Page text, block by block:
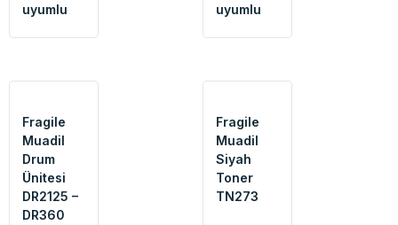
uyumlu
uyumlu
Fragile
Muadil
Drum
Ünitesi
DR2125 –
DR360
Fragile
Muadil
Siyah
Toner
TN273